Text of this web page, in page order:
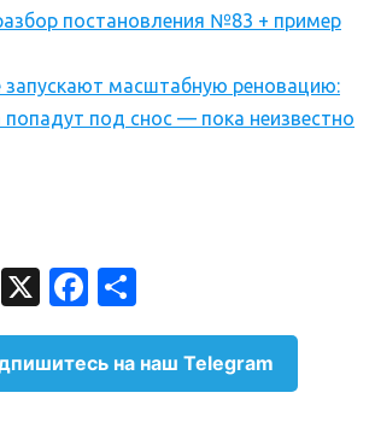
постановления №83 + пример
запускают масштабную реновацию:
попадут под снос — пока неизвестно
V
X
Fa
c
e
b
т
п
р
на наш Telegram